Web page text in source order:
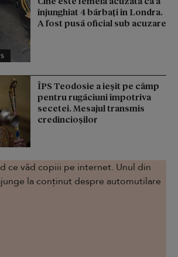
înjunghiat 4 bărbați în Londra.
A fost pusă oficial sub acuzare
ÎPS Teodosie a ieșit pe câmp
pentru rugăciuni împotriva
secetei. Mesajul transmis
credincioșilor